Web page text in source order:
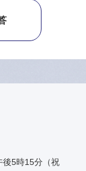
5時15分（祝